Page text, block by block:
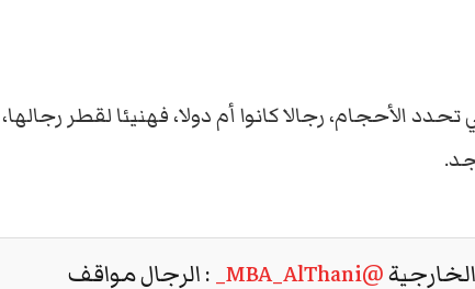
الأحجام، رجالا كانوا أم دولا، فهنيئا لقطر رجالها،
@MBA_AlThani_
: الرجال مواقف